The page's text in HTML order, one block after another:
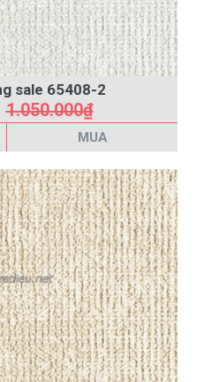
sale 65408-2
1.050.000₫
MUA